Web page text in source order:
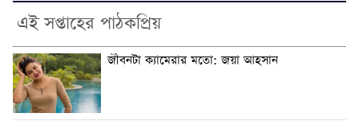
এই সপ্তাহের পাঠকপ্রিয়
জীবনটা ক্যামেরার মতো: জয়া আহসান